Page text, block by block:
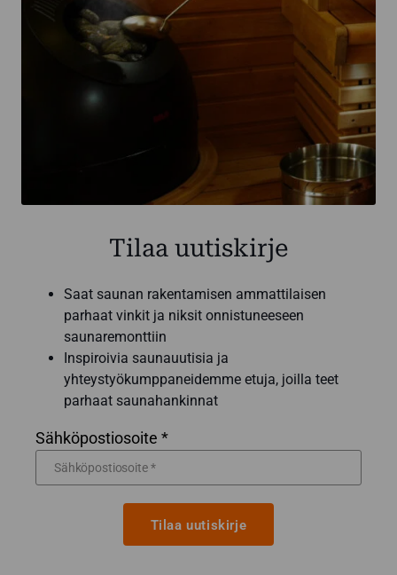
Tilaa uutiskirje
Saat saunan rakentamisen ammattilaisen
parhaat vinkit ja niksit onnistuneeseen
saunaremonttiin
Inspiroivia saunauutisia ja
yhteystyökumppaneidemme etuja, joilla teet
parhaat saunahankinnat
Sähköpostiosoite *
Tilaa uutiskirje